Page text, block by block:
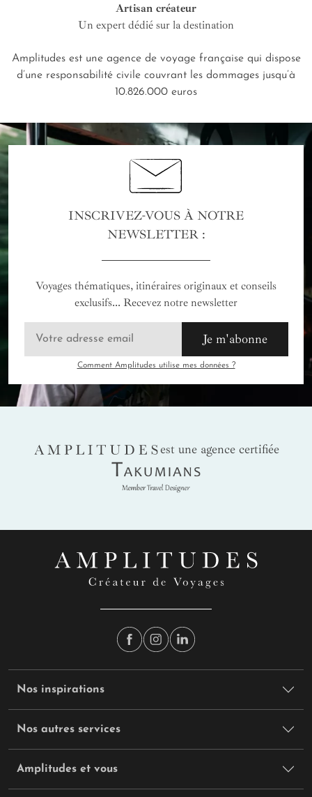
Artisan créateur
Un expert dédié sur la destination
Amplitudes est une agence de voyage française qui dispose
d’une responsabilité civile couvrant les dommages jusqu’à
10.826.000 euros
INSCRIVEZ-VOUS À NOTRE
NEWSLETTER :
Voyages thématiques, itinéraires originaux et conseils
exclusifs... Recevez notre newsletter
Je m'abonne
Comment Amplitudes utilise mes données ?
AMPLITUDES
est une agence certifiée
Takumians
Nos inspirations
Nos autres services
Amplitudes et vous